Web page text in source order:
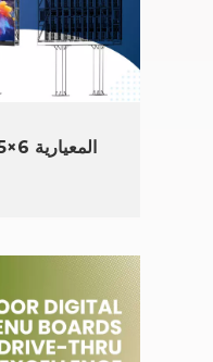
حلول لوحات الإعلانات LED المعيارية 6×5 متر